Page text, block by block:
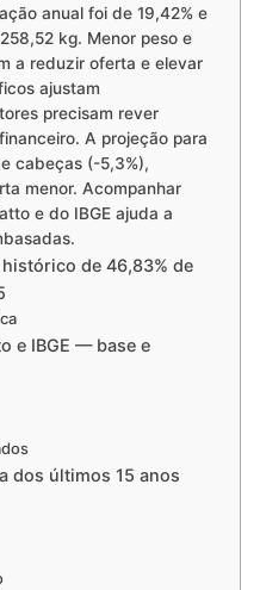
anual foi de 19,42% e
kg. Menor peso e
a reduzir oferta e elevar
ajustam
precisam rever
A projeção para
cabeças (-5,3%),
menor. Acompanhar
e do IBGE ajuda a
de 46,83% de
e IBGE — base e
dos últimos 15 anos